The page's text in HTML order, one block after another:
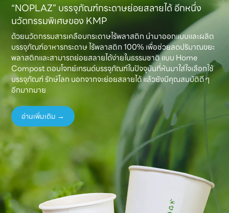
“NOPLAZ” บรรจุภัณฑ์กระดาษย่อยสลายได้ อีกหนึ่ง
นวัตกรรมพิเศษของ KMP
ด้วยนวัตกรรมสารเคลือบกระดาษไร้พลาสติก นำมาออกแบบและผลิต
บรรจุภัณฑ์อาหารกระดาษ ไร้พลาสติก 100% เพื่อช่วยลดปริมาณขยะ
พลาสติกและสามารถย่อยสลายได้ง่ายในธรรมชาติ แบบ Home
Compost ตอบโจทย์เทรนด์บรรจุภัณฑ์ในปัจจุบันที่หันมาใส่ใจเลือกใช้
บรรจุภัณฑ์ รักษ์โลก นอกจากจะย่อยสลายได้ แล้วยังมีคุณสมบัติดี ๆ
อีกมากมาย
อ่านเพิ่มเติม →